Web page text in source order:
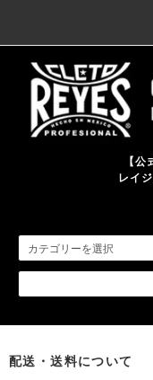
【
レイ
配送・送料について